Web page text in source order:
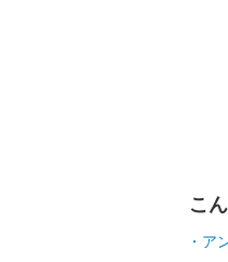
こ
ア